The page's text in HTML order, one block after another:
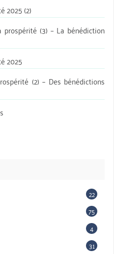
2025 (2)
(3) – La bénédiction
2025
(2) – Des bénédictions
22
75
4
31